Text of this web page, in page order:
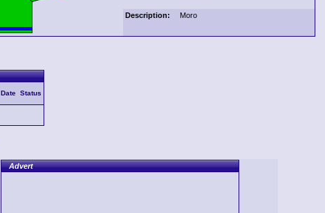
Description: Moro
Date Status
Advert